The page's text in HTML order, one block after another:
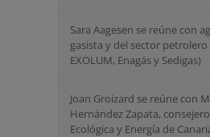
Sara Aagesen se reúne con
gasista y del sector petrolero
⁠EXOLUM, Enagás y Sedigas)
Joan Groizard se reúne con
Hernández Zapata,
Ecológica y Energía de